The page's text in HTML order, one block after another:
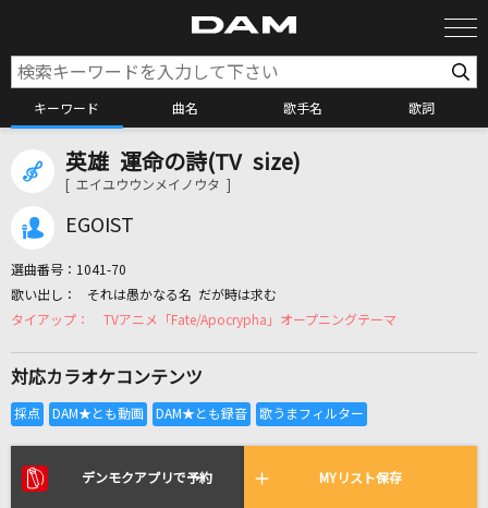
キーワード 曲名 歌手名 歌詞
カラオケ検索
カラオケリクエスト
リアルタイムで歌われている曲の一覧
高嶺の花子さん
英雄 運命の詩(TV size)
[ エイユウウンメイノウタ ]
EGOIST
選曲番号： 1041-70
それは愚かなる名 だが時は求む
TVアニメ「Fate/Apocrypha」オープニングテーマ
対応カラオケコンテンツ
デンモクアプリで予約 MYリスト保存